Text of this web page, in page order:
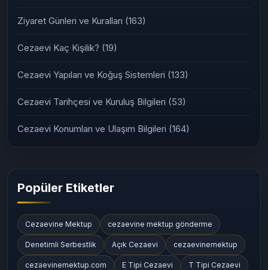
Ziyaret Günleri ve Kuralları (163)
Cezaevi Kaç Kişilik? (19)
Cezaevi Yapıları ve Koğuş Sistemleri (133)
Cezaevi Tarihçesi ve Kuruluş Bilgileri (53)
Cezaevi Konumları ve Ulaşım Bilgileri (164)
Popüler Etiketler
Cezaevine Mektup cezaevine mektup gönderme
Denetimli Serbestlik Açık Cezaevi cezaevinemektup
cezaevinemektup.com E Tipi Cezaevi T Tipi Cezaevi